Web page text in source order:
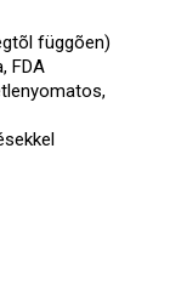
függõen)
FDA